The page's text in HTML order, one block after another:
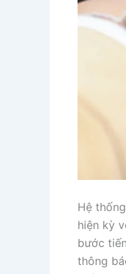
Hệ
hiện kỳ
bước
thông